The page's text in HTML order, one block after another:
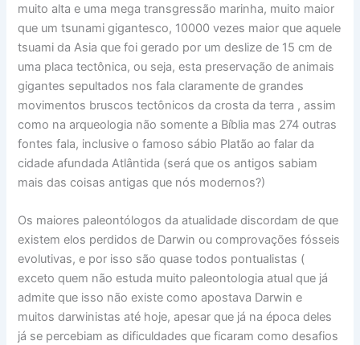
muito alta e uma mega transgressão marinha, muito maior
que um tsunami gigantesco, 10000 vezes maior que aquele
tsuami da Asia que foi gerado por um deslize de 15 cm de
uma placa tectônica, ou seja, esta preservação de animais
gigantes sepultados nos fala claramente de grandes
movimentos bruscos tectônicos da crosta da terra , assim
como na arqueologia não somente a Bíblia mas 274 outras
fontes fala, inclusive o famoso sábio Platão ao falar da
cidade afundada Atlântida (será que os antigos sabiam
mais das coisas antigas que nós modernos?)
Os maiores paleontólogos da atualidade discordam de que
existem elos perdidos de Darwin ou comprovações fósseis
evolutivas, e por isso são quase todos pontualistas (
exceto quem não estuda muito paleontologia atual que já
admite que isso não existe como apostava Darwin e
muitos darwinistas até hoje, apesar que já na época deles
já se percebiam as dificuldades que ficaram como desafios